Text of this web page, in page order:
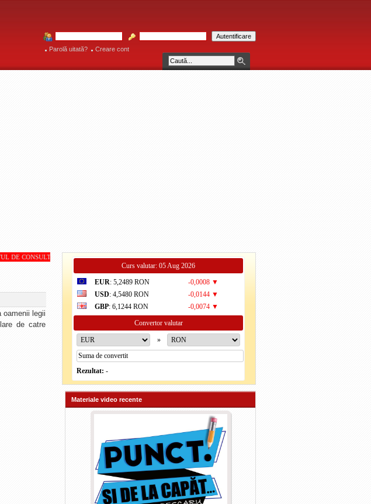
Parolă uitată?
Creare cont
PENSII, acordate de IOAN PAMPARĂU! * * * Consultaţiile se acordă individual pe bază de programare telefonică la
oamenii legii
de catre
Curs valutar: 05 Aug 2026
EUR: 5,2489 RON
-0,0008 ▼
USD: 4,5480 RON
-0,0144 ▼
GBP: 6,1244 RON
-0,0074 ▼
Convertor valutar
»
Rezultat: -
Materiale video recente